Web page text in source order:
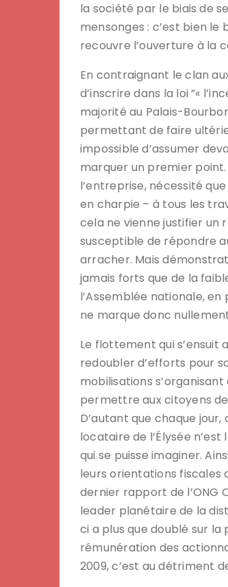
la société par le biais de
mensonges : c’est bien
recouvre l’ouverture à la
En contraignant le clan
d’inscrire dans la loi ”«
majorité au Palais-
permettant de faire
impossible d’assumer
marquer un premier
l’entreprise, nécessité
en charpie – à tous les
cela ne vienne justifier un
susceptible de répondre
arracher. Mais
jamais forts que de la
l’Assemblée nationale,
ne marque donc
Le flottement qui s’ensuit
redoubler d’efforts pour
mobilisations
permettre aux citoyens
D’autant que chaque
locataire de l’Élysée
qui se puisse imaginer.
leurs orientations fiscales
dernier rapport de l’ONG
leader planétaire de la
ci a plus que doublé sur la
rémunération des
2009, c’est au détriment